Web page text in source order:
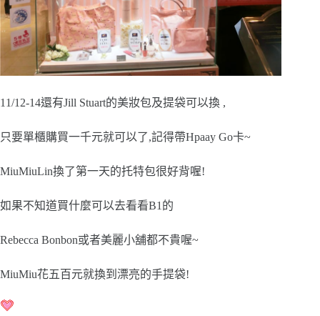
11/12-14還有Jill Stuart的美妝包及提袋可以換 ,
只要單櫃購買一千元就可以了,記得帶Hpaay Go卡~
MiuMiuLin換了第一天的托特包很好背喔!
如果不知道買什麼可以去看看B1的
Rebecca Bonbon或者美麗小舖都不貴喔~
MiuMiu花五百元就換到漂亮的手提袋!